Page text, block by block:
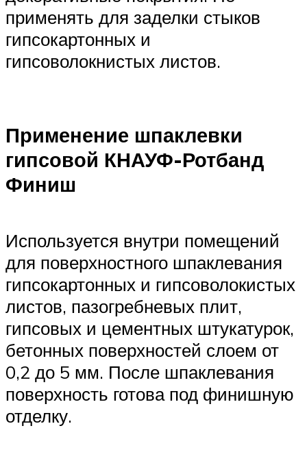
применять для заделки стыков
гипсокартонных и
гипсоволокнистых листов.
Применение шпаклевки
гипсовой КНАУФ-Ротбанд
Финиш
Используется внутри помещений
для поверхностного шпаклевания
гипсокартонных и гипсоволокистых
листов, пазогребневых плит,
гипсовых и цементных штукатурок,
бетонных поверхностей слоем от
0,2 до 5 мм. После шпаклевания
поверхность готова под финишную
отделку.